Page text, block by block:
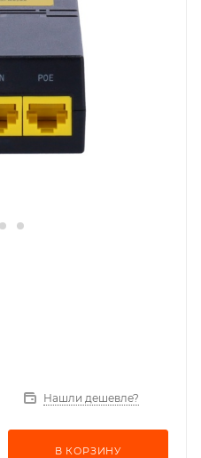
Нашли дешевле?
В КОРЗИНУ